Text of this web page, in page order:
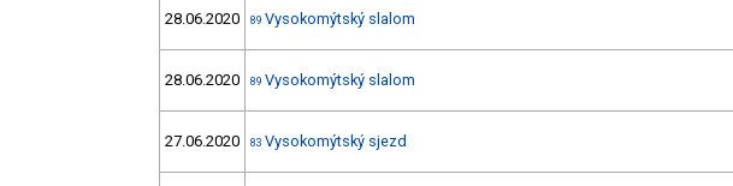
28.06.2020 89 Vysokomýtský slalom
28.06.2020 89 Vysokomýtský slalom
27.06.2020 83 Vysokomýtský sjezd